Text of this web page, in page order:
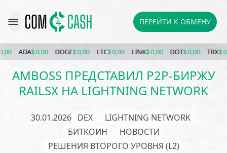
ПЕРЕЙТИ К ОБМЕНУ
ADA$ 0,00 DOGE$ 0,00 LTC $ 0,00 LINK$ 0,00 DOT$ 0,00 TRX$ 0,00
AMBOSS ПРЕДСТАВИЛ P2P-БИРЖУ
RAILSX НА LIGHTNING NETWORK
30.01.2026 DEX
LIGHTNING NETWORK
БИТКОИН
НОВОСТИ
РЕШЕНИЯ ВТОРОГО УРОВНЯ (L2)